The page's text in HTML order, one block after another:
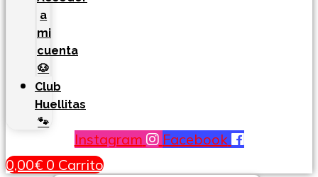
a
mi
cuenta
🐶
Club
Huellitas
🐾
Instagram
Facebook
0,00€ 0 Carrito